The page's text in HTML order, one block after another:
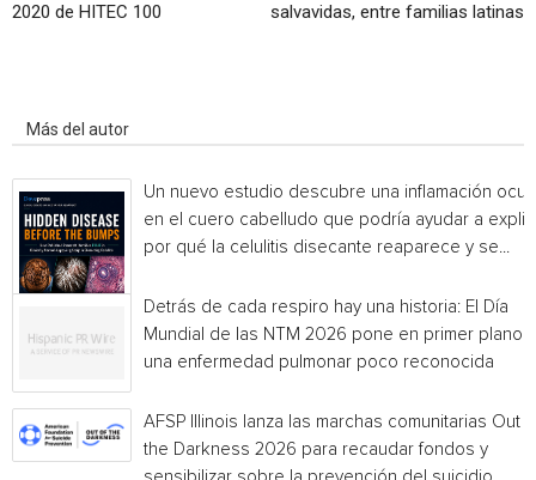
2020 de HITEC 100
salvavidas, entre familias latinas
Más del autor
Un nuevo estudio descubre una inflamación
en el cuero cabelludo que podría ayudar a
por qué la celulitis disecante reaparece y se...
Detrás de cada respiro hay una historia: El Día
Mundial de las NTM 2026 pone en primer plano
una enfermedad pulmonar poco reconocida
AFSP Illinois lanza las marchas comunitarias Out
the Darkness 2026 para recaudar fondos y